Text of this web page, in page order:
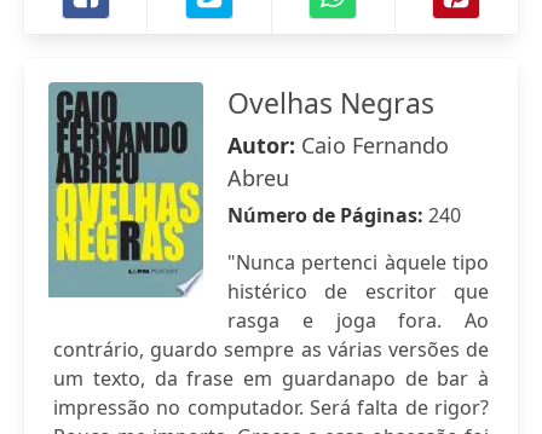
Ovelhas Negras
Autor: Caio Fernando
Abreu
Número de Páginas: 240
"Nunca pertenci àquele tipo
histérico de escritor que
rasga e joga fora. Ao
contrário, guardo sempre as várias versões de
um texto, da frase em guardanapo de bar à
impressão no computador. Será falta de rigor?